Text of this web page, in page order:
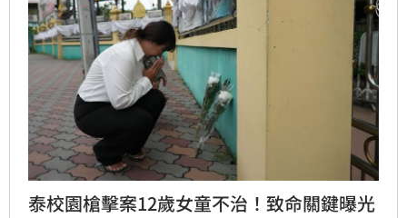
泰校園槍擊案12歲女童不治！致命關鍵曝光